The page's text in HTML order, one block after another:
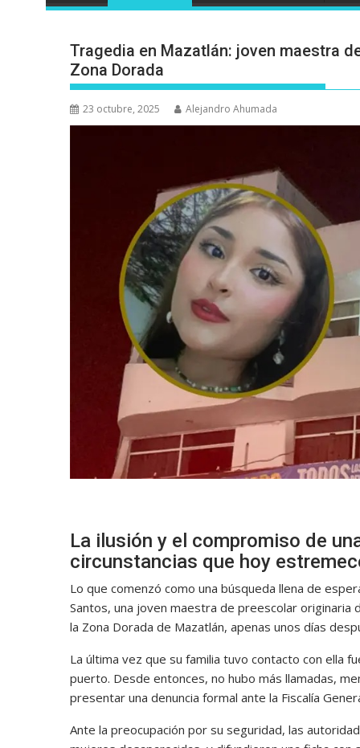
Tragedia en Mazatlán: joven maestra
Zona Dorada
23 octubre, 2025 Alejandro Ahumada
La ilusión y el compromiso de
circunstancias que hoy
Lo que comenzó como una búsqueda llena de
Santos, una joven maestra de preescolar originaria
la Zona Dorada de Mazatlán, apenas unos días
La última vez que su familia tuvo contacto con ella
puerto. Desde entonces, no hubo más llamadas,
presentar una denuncia formal ante la Fiscalía
Ante la preocupación por su seguridad, las